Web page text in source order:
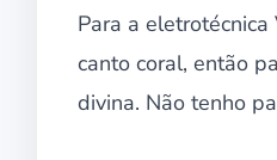
Para a
canto coral, então
divina. Não tenho